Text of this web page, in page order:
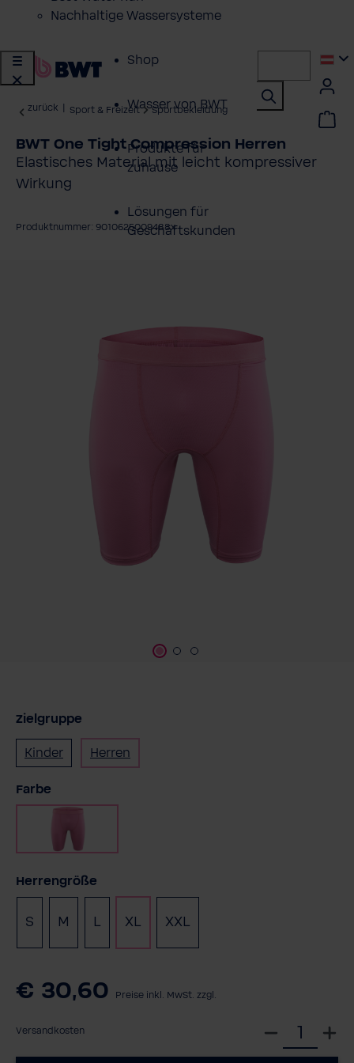
Nachhaltige Wassersysteme
Shop
Wasser von BWT
Produkte für
zuhause
Lösungen für
Geschäftskunden
zurück Sport & Freizeit Sportbekleidung
BWT One Tight Compression Herren
Elastisches Material mit leicht kompressiver
Wirkung
Produktnummer: 9010625009488x
Zielgruppe
Kinder Herren
Farbe
Herrengröße
S M L XL XXL
€ 30,60 Preise inkl. MwSt. zzgl.
Versandkosten
W